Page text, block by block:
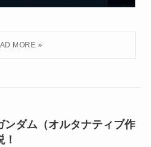
ンダム（オルタナティブ作